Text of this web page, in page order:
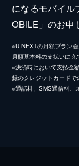
になるモバイル
OBILE」のお申
※U-NEXTの月額プラン
月額基本料の支払いに充
※決済時において支払金
録のクレジットカードで
※通話料、SMS通信料、